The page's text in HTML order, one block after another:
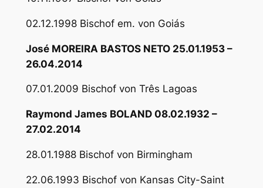
02.12.1998 Bischof em. von Goiás
José MOREIRA BASTOS NETO 25.01.1953 –
26.04.2014
07.01.2009 Bischof von Três Lagoas
Raymond James BOLAND 08.02.1932 –
27.02.2014
28.01.1988 Bischof von Birmingham
22.06.1993 Bischof von Kansas City-Saint